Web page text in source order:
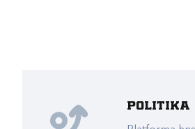
Politika